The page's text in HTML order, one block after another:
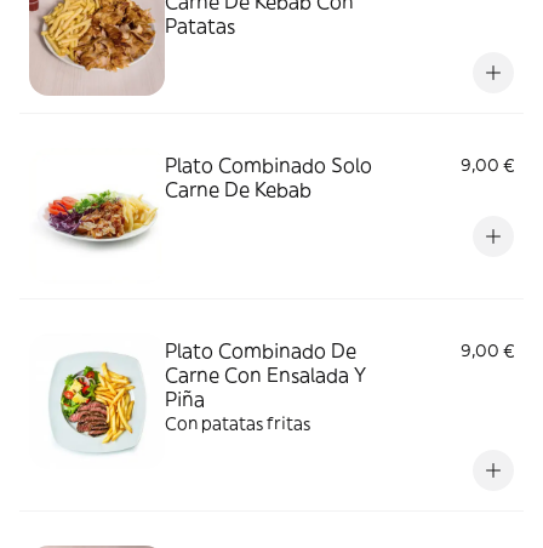
Patatas
Plato Combinado Solo
Carne De Kebab
9,00 €
Plato Combinado De
Carne Con Ensalada Y
Piña
9,00 €
Con patatas fritas